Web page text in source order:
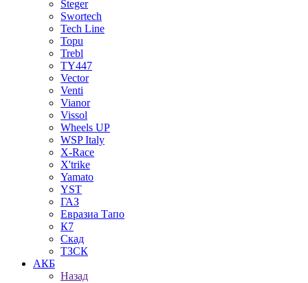
Steger
Swortech
Tech Line
Topu
Trebl
TY447
Vector
Venti
Vianor
Vissol
Wheels UP
WSP Italy
X-Race
X'trike
Yamato
YST
ГАЗ
Евразиа Тапо
К7
Скад
ТЗСК
АКБ
Назад